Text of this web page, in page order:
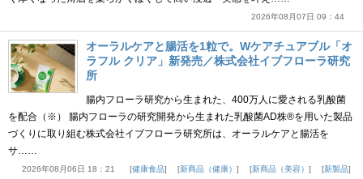
2026年08月07日 09：44
オーラルケアと腸活を1粒で。Wケアチュアブル「オ
ラフル クリア」新発売／株式会社イブフローラ研究
所
腸内フローラ研究から生まれた、400万人に愛される乳酸菌
を配合（※） 腸内フローラの研究開発から生まれた乳酸菌AD株®を用いた製品
づくりに取り組む株式会社イブフローラ研究所は、オーラルケアと腸活を
サ……
2026年08月06日 18：21 健康食品 新商品（健康） 新商品（美容） 新製品